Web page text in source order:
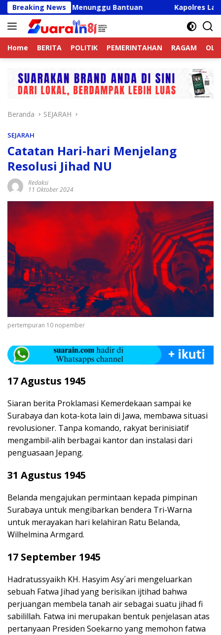
Langsung
ke
konten
Breaking News
Menunggu Bantuan Kapolres Langkat Ajak
Home BERITA POLITIK PEMERINTAHAN RAGAM
Beranda SEJARAH
SEJARAH
Catatan Hari-hari Menjelang
Resolusi Jihad NU
Redaksi
11 Oktober 2024
pertempuran 10 nopember
17 Agustus 1945
Siaran berita Proklamasi Kemerdekaan sampai ke
Surabaya dan kota-kota lain di Jawa, membawa situasi
revolusioner. Tanpa komando, rakyat berinisiatif
mengambil-alih berbagai kantor dan instalasi dari
penguasaan Jepang.
31 Agustus 1945
Belanda mengajukan permintaan kepada pimpinan
Surabaya untuk mengibarkan bendera Tri-Warna
untuk merayakan hari kelahiran Ratu Belanda,
Wilhelmina Armgard.
17 September 1945
Hadratussyaikh KH. Hasyim Asy´ari mengeluarkan
sebuah Fatwa Jihad yang berisikan ijtihad bahwa
perjuangan membela tanah air sebagai suatu jihad fi
sabilillah. Fatwa ini merupakan bentuk penjelasan atas
pertanyaan Presiden Soekarno yang memohon fatwa